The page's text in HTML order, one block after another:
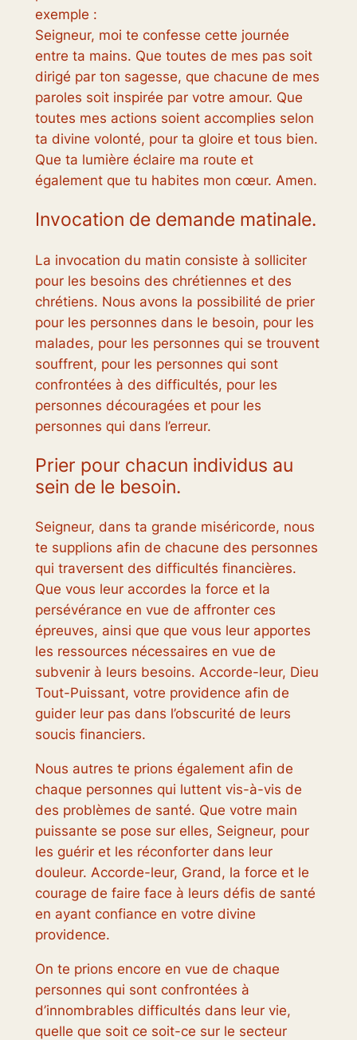
exemple :
Seigneur, moi te confesse cette journée
entre ta mains. Que toutes de mes pas soit
dirigé par ton sagesse, que chacune de mes
paroles soit inspirée par votre amour. Que
toutes mes actions soient accomplies selon
ta divine volonté, pour ta gloire et tous bien.
Que ta lumière éclaire ma route et
également que tu habites mon cœur. Amen.
Invocation de demande matinale.
La invocation du matin consiste à solliciter
pour les besoins des chrétiennes et des
chrétiens. Nous avons la possibilité de prier
pour les personnes dans le besoin, pour les
malades, pour les personnes qui se trouvent
souffrent, pour les personnes qui sont
confrontées à des difficultés, pour les
personnes découragées et pour les
personnes qui dans l’erreur.
Prier pour chacun individus au
sein de le besoin.
Seigneur, dans ta grande miséricorde, nous
te supplions afin de chacune des personnes
qui traversent des difficultés financières.
Que vous leur accordes la force et la
persévérance en vue de affronter ces
épreuves, ainsi que que vous leur apportes
les ressources nécessaires en vue de
subvenir à leurs besoins. Accorde-leur, Dieu
Tout-Puissant, votre providence afin de
guider leur pas dans l’obscurité de leurs
soucis financiers.
Nous autres te prions également afin de
chaque personnes qui luttent vis-à-vis de
des problèmes de santé. Que votre main
puissante se pose sur elles, Seigneur, pour
les guérir et les réconforter dans leur
douleur. Accorde-leur, Grand, la force et le
courage de faire face à leurs défis de santé
en ayant confiance en votre divine
providence.
On te prions encore en vue de chaque
personnes qui sont confrontées à
d’innombrables difficultés dans leur vie,
quelle que soit ce soit-ce sur le secteur